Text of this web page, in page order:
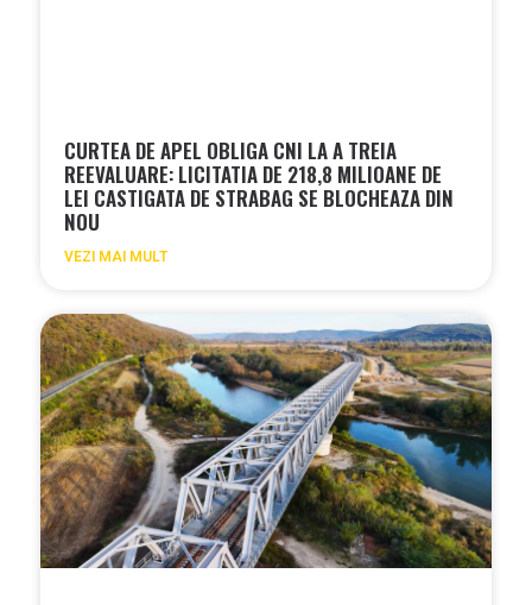
CURTEA DE APEL OBLIGA CNI LA A TREIA
REEVALUARE: LICITATIA DE 218,8 MILIOANE DE
LEI CASTIGATA DE STRABAG SE BLOCHEAZA DIN
NOU
VEZI MAI MULT